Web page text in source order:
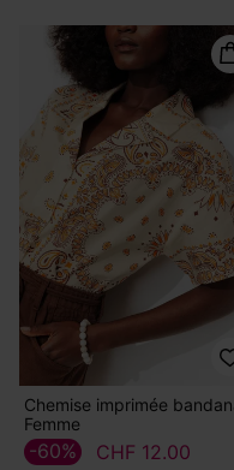
Chemise imprimée
Femme
CHF 12.00
-60%